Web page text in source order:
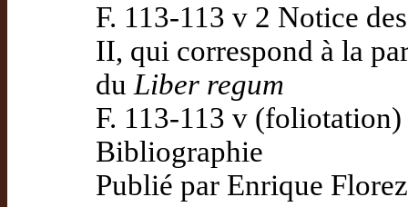
F. 113-113 v 2 Notice
II, qui correspond à la
duLiber regum
F. 113-113 v (foliotation)
Bibliographie
Publié par Enrique